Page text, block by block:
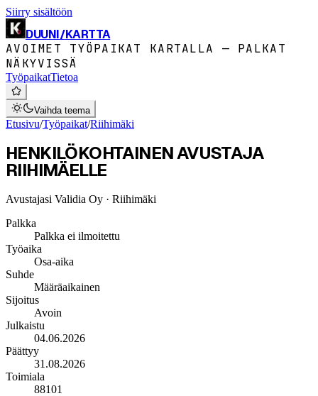
Siirry sisältöön
DUUNI/KARTTA
AVOIMET TYÖPAIKAT KARTALLA — PALKAT
NÄKYVISSÄ
TyöpaikatTietoa
Vaihda teema
Etusivu/Työpaikat/Riihimäki
HENKILÖKOHTAINEN AVUSTAJA
RIIHIMÄELLE
Avustajasi Validia Oy · Riihimäki
Palkka
Palkka ei ilmoitettu
Työaika
Osa-aika
Suhde
Määräaikainen
Sijoitus
Avoin
Julkaistu
04.06.2026
Päättyy
31.08.2026
Toimiala
88101